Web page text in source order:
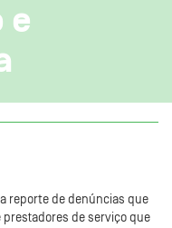
e
reporte de denúncias que
de serviço que